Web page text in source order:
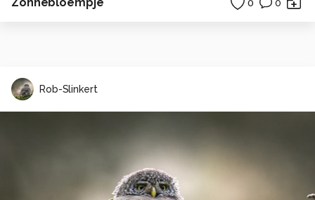
0 0
Rob-Slinkert